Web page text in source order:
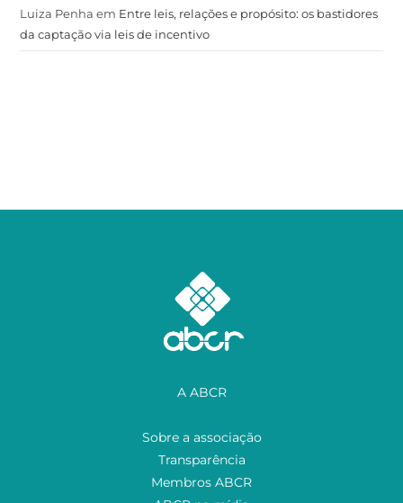
Luiza Penha em Entre leis, relações e propósito: os bastidores
da captação via leis de incentivo
A ABCR
Sobre a associação
Transparência
Membros ABCR